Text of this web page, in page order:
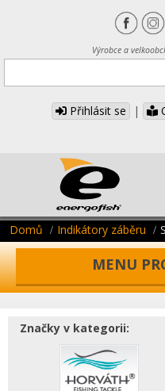
Výrobce a
Přihlásit se |
Domů Indikátory záběru
MENU
Značky v kategorii: